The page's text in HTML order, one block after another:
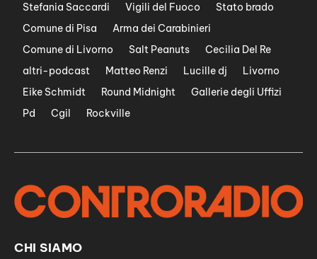
Stefania Saccardi
Vigili del Fuoco
Stato brado
Comune di Pisa
Arma dei Carabinieri
Comune di Livorno
Salt Peanuts
Cecilia Del Re
altri-podcast
Matteo Renzi Lucille dj
Livorno
Eike Schmidt
Round Midnight
Gallerie degli Uffizi
Pd
Cgil Rockville
CHI SIAMO